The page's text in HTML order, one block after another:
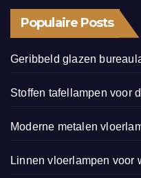
Populaire Posts
Geribbeld glazen
Stoffen tafellampen voor
Moderne metalen
Linnen vloerlampen voor